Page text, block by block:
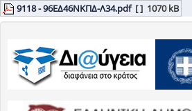
9118 - 96ΕΔ46ΝΚΠΔ-Λ34.pdf [ ] 1070 kB